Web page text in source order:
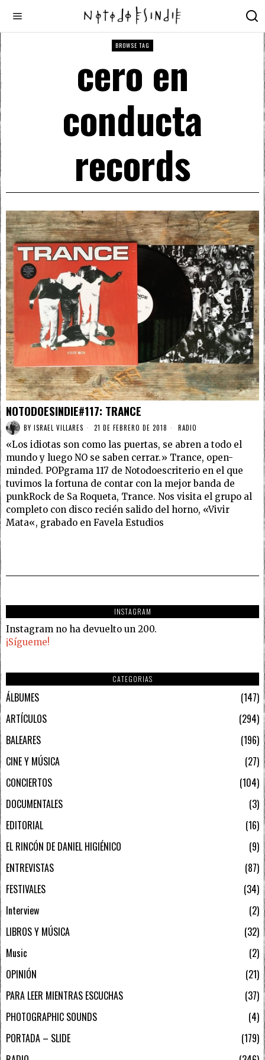
BROWSE TAG
cero en
conducta
records
NOTODOESINDIE#117: TRANCE
BY ISRAEL VILLARES 21 DE FEBRERO DE 2018 RADIO
«Los idiotas son como las puertas, se abren a todo el
mundo y luego NO se saben cerrar.» Trance, open-
minded. POPgrama 117 de Notodoescriterio en el que
tuvimos la fortuna de contar con la mejor banda de
punkRock de Sa Roqueta, Trance. Nos visita el grupo al
completo con disco recién salido del horno, «Vivir
Mata«, grabado en Favela Estudios
INSTAGRAM
Instagram no ha devuelto un 200.
¡Sígueme!
CATEGORIAS
ÁLBUMES
147
ARTÍCULOS
294
BALEARES
196
CINE Y MÚSICA
27
CONCIERTOS
104
DOCUMENTALES
3
EDITORIAL
16
EL RINCÓN DE DANIEL HIGIÉNICO
9
ENTREVISTAS
87
FESTIVALES
34
Interview
2
LIBROS Y MÚSICA
32
Music
2
OPINIÓN
21
PARA LEER MIENTRAS ESCUCHAS
37
PHOTOGRAPHIC SOUNDS
4
PORTADA – SLIDE
179